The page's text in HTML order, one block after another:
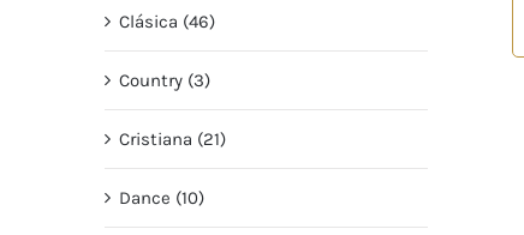
Clásica (46)
Country (3)
Cristiana (21)
Dance (10)